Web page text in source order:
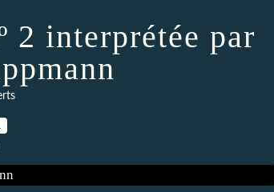
2 interprétée par